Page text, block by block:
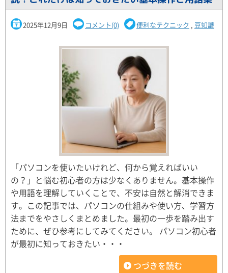
2025年12月9日 コメント(0) 便利なテクニック , 豆知識
「パソコンを使いたいけれど、何から覚えればいい
の？」と悩む初心者の方は少なくありません。基本操作
や用語を理解していくことで、不安は自然と解消できま
す。この記事では、パソコンの仕組みや使い方、学習方
法までをやさしくまとめました。最初の一歩を踏み出す
ために、ぜひ参考にしてみてください。 パソコン初心者
が最初に知っておきたい・・・
つづきを読む